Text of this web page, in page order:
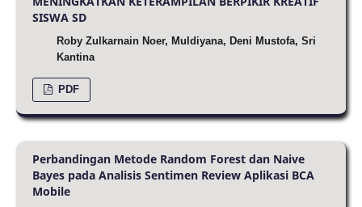
SISWA SD
Roby Zulkarnain Noer, Muldiyana, Deni Mustofa, Sri
Kantina
PDF
Perbandingan Metode Random Forest dan Naive
Bayes pada Analisis Sentimen Review Aplikasi BCA
Mobile